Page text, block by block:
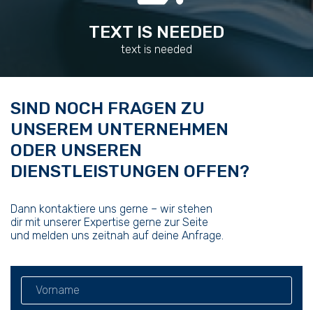
TEXT IS NEEDED
text is needed
SIND NOCH FRAGEN ZU
UNSEREM UNTERNEHMEN
ODER UNSEREN
DIENSTLEISTUNGEN OFFEN?
Dann kontaktiere uns gerne – wir stehen
dir mit unserer Expertise gerne zur Seite
und melden uns zeitnah auf deine Anfrage.